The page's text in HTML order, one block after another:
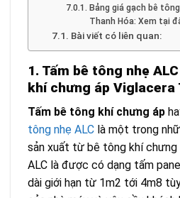
Bảng giá gạch bê
Thanh Hóa: Xem tại
Bài viết có liên quan:
1. Tấm bê tông nhẹ
khí chưng áp Viglacera
Tấm bê tông khí chưng áp
tông nhẹ ALC là một trong
sản xuất từ bê tông khí chưng
ALC là được có dạng tấm
dài giới hạn từ 1m2 tới 4m8